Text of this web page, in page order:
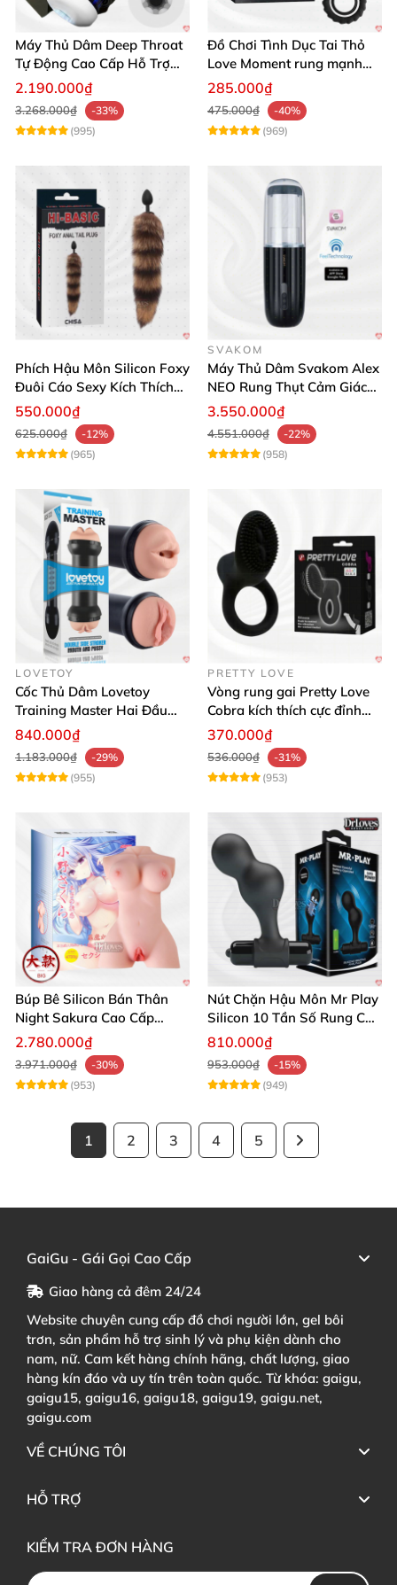
Máy Thủ Dâm Deep Throat
Tự Động Cao Cấp Hỗ Trợ
Gắn Tường
2.190.000₫
3.268.000₫
-33%
(995)
Đồ Chơi Tình Dục Tai Thỏ
Love Moment rung mạnh
mẽ êm ái
285.000₫
475.000₫
-40%
(969)
Phích Hậu Môn Silicon Foxy
Đuôi Cáo Sexy Kích Thích
Đỉnh Cao
550.000₫
625.000₫
-12%
(965)
SVAKOM
Máy Thủ Dâm Svakom Alex
NEO Rung Thụt Cảm Giác
Thật, App Điều Khiển
3.550.000₫
4.551.000₫
-22%
(958)
LOVETOY
Cốc Thủ Dâm Lovetoy
Training Master Hai Đầu
Siêu Thật, Tăng Khoái Cảm
840.000₫
1.183.000₫
-29%
(955)
PRETTY LOVE
Vòng rung gai Pretty Love
Cobra kích thích cực đỉnh
trải nghiệm
370.000₫
536.000₫
-31%
(953)
Búp Bê Silicon Bán Thân
Night Sakura Cao Cấp
Rung Đa Chức Năng
2.780.000₫
3.971.000₫
-30%
(953)
Nút Chặn Hậu Môn Mr Play
Silicon 10 Tần Số Rung Cao
Cấp
810.000₫
953.000₫
-15%
(949)
1 2 3 4 5
GaiGu - Gái Gọi Cao Cấp
Giao hàng cả đêm 24/24
Website chuyên cung cấp đồ chơi người lớn, gel bôi
trơn, sản phẩm hỗ trợ sinh lý và phụ kiện dành cho
nam, nữ. Cam kết hàng chính hãng, chất lượng, giao
hàng kín đáo và uy tín trên toàn quốc. Từ khóa: gaigu,
gaigu15, gaigu16, gaigu18, gaigu19, gaigu.net,
gaigu.com
VỀ CHÚNG TÔI
HỖ TRỢ
KIỂM TRA ĐƠN HÀNG